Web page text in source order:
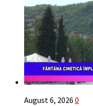
August 6, 2026 0